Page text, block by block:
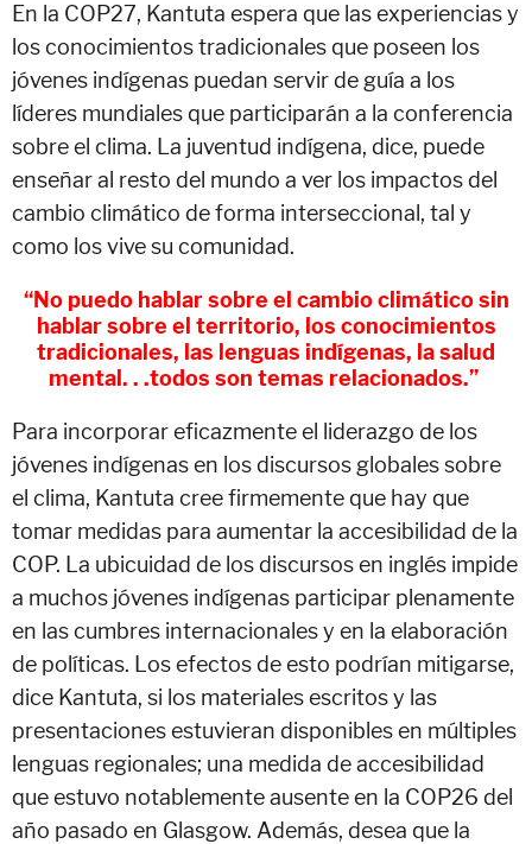
En la COP27, Kantuta espera que las experiencias y
los conocimientos tradicionales que poseen los
jóvenes indígenas puedan servir de guía a los
líderes mundiales que participarán a la conferencia
sobre el clima. La juventud indígena, dice, puede
enseñar al resto del mundo a ver los impactos del
cambio climático de forma interseccional, tal y
como los vive su comunidad.
“No puedo hablar sobre el cambio climático sin
hablar sobre el territorio, los conocimientos
tradicionales, las lenguas indígenas, la salud
mental. . .todos son temas relacionados.”
Para incorporar eficazmente el liderazgo de los
jóvenes indígenas en los discursos globales sobre
el clima, Kantuta cree firmemente que hay que
tomar medidas para aumentar la accesibilidad de la
COP. La ubicuidad de los discursos en inglés impide
a muchos jóvenes indígenas participar plenamente
en las cumbres internacionales y en la elaboración
de políticas. Los efectos de esto podrían mitigarse,
dice Kantuta, si los materiales escritos y las
presentaciones estuvieran disponibles en múltiples
lenguas regionales; una medida de accesibilidad
que estuvo notablemente ausente en la COP26 del
año pasado en Glasgow. Además, desea que la